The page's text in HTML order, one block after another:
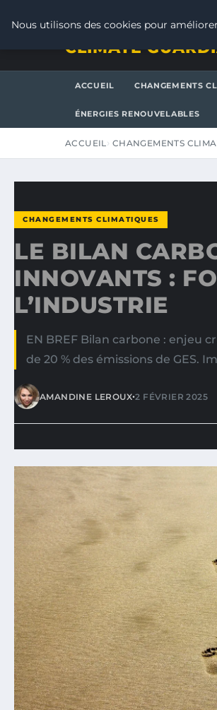
CLIMATE
ACCUEIL CHANGEMENTS
ÉNERGIES RENOUVELABLES
ACCUEIL CHANGEMENTS
CHANGEMENTS CLIMATIQUES
LE BILAN
INNOVANTS :
L’INDUSTRIE
EN BREF Bilan carbone : enjeu
de 20 % des émissions de GES.
AMANDINE LEROUX•2 FÉVRIER 2025
Nous utilisons des cookies pour